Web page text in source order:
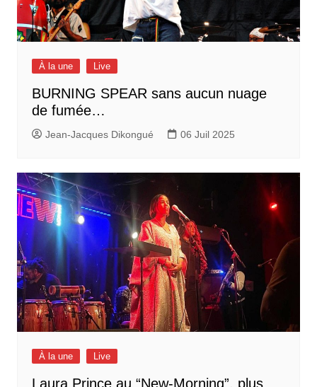
À la une Live
BURNING SPEAR sans aucun nuage
de fumée…
Jean-Jacques Dikongué 06 Juil 2025
À la une Live
Laura Prince au “New-Morning”, plus